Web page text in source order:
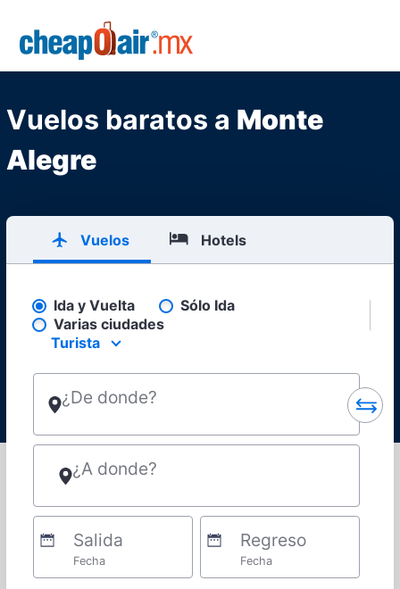
Skip to main content
Vuelos baratos a Monte
Alegre
Vuelos Hotels
Pick your flight type
Ida y Vuelta
Sólo Ida
Varias ciudades
Select your preferred seating class.
Turista
¿De donde?
¿A donde?
Salida
Fecha
Regreso
Fecha